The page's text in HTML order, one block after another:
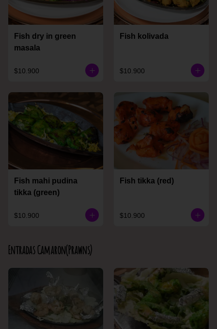
Fish dry in green
masala
$10.900
Fish kolivada
$10.900
Fish mahi pudina
tikka (green)
$10.900
Fish tikka (red)
$10.900
Entradas Camaron(Prawns)